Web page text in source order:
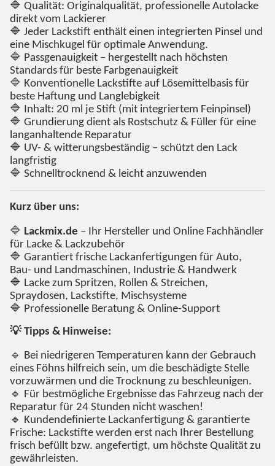
🔷 Qualität: Originalqualität, professionelle Autolacke
direkt vom Lackierer
🔷 Jeder Lackstift enthält einen integrierten Pinsel und
eine Mischkugel für optimale Anwendung.
🔷 Passgenauigkeit – hergestellt nach höchsten
Standards für beste Farbgenauigkeit
🔷 Konventionelle Lackstifte auf Lösemittelbasis für
beste Haftung und Langlebigkeit
🔷 Inhalt: 20 ml je Stift (mit integriertem Feinpinsel)
🔷 Grundierung dient als Rostschutz & Füller für eine
langanhaltende Reparatur
🔷 UV- & witterungsbeständig – schützt den Lack
langfristig
🔷 Schnelltrocknend & leicht anzuwenden
Kurz über uns:
🔷 Lackmix.de – Ihr Hersteller und Online Fachhändler
für Lacke & Lackzubehör
🔷 Garantiert frische Lackanfertigungen für Auto,
Bau- und Landmaschinen, Industrie & Handwerk
🔷 Lacke zum Spritzen, Rollen & Streichen,
Spraydosen, Lackstifte, Mischsysteme
🔷 Professionelle Beratung & Online-Support
💡 Tipps & Hinweise:
🔹 Bei niedrigeren Temperaturen kann der Gebrauch
eines Föhns hilfreich sein, um die beschädigte Stelle
vorzuwärmen und die Trocknung zu beschleunigen.
🔹 Für bestmögliche Ergebnisse das Fahrzeug nach der
Reparatur für 24 Stunden nicht waschen!
🔹 Kundendefinierte Lackanfertigung & garantierte
Frische: Lackstifte werden erst nach Ihrer Bestellung
frisch befüllt bzw. angefertigt, um höchste Qualität zu
gewährleisten.